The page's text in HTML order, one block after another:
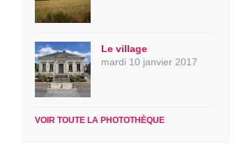
Le village
mardi 10 janvier 2017
VOIR TOUTE LA PHOTOTHÈQUE